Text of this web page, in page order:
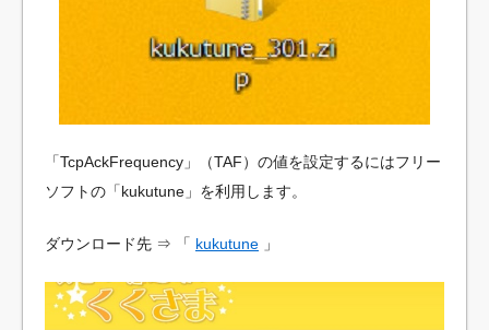
「TcpAckFrequency」（TAF）の値を設定するにはフリー
ソフトの「kukutune」を利用します。
ダウンロード先 ⇒ 「 kukutune 」